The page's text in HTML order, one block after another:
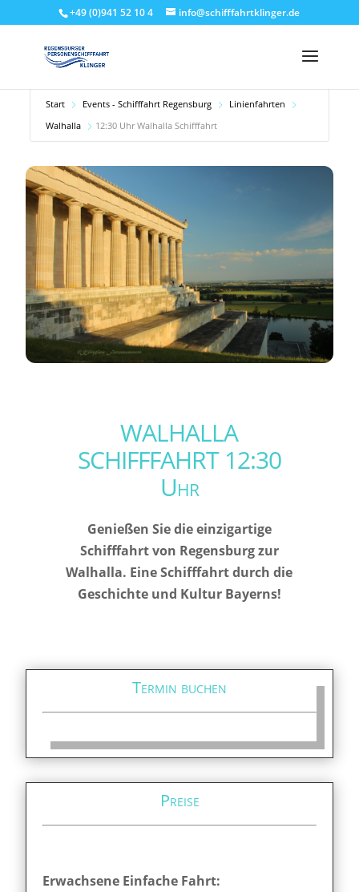
+49 (0)941 52 10 4 info@schifffahrtklinger.de
Start Events - Schifffahrt Regensburg
Linienfahrten
Walhalla
12:30 Uhr Walhalla Schifffahrt
WALHALLA
SCHIFFFAHRT 12:30
Uhr
Genießen Sie die einzigartige
Schifffahrt von Regensburg zur
Walhalla. Eine Schifffahrt durch die
Geschichte und Kultur Bayerns!
Termin buchen
Preise
Erwachsene Einfache Fahrt: